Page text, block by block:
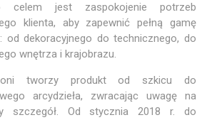
celem jest zaspokojenie potrzeb
klienta, aby zapewnić pełną gamę
od dekoracyjnego do technicznego, do
wnętrza i krajobrazu.
tworzy produkt od szkicu do
arcydzieła, zwracając uwagę na
szczegół. Od stycznia 2018 r. do